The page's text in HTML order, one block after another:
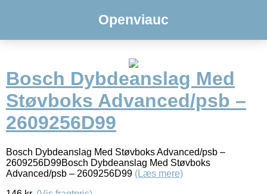
Openviauc
Bosch Dybdeanslag Med
Støvboks Advanced/psb –
2609256D99
Bosch Dybdeanslag Med Støvboks Advanced/psb –
2609256D99Bosch Dybdeanslag Med Støvboks
Advanced/psb – 2609256D99 (Læs mere)